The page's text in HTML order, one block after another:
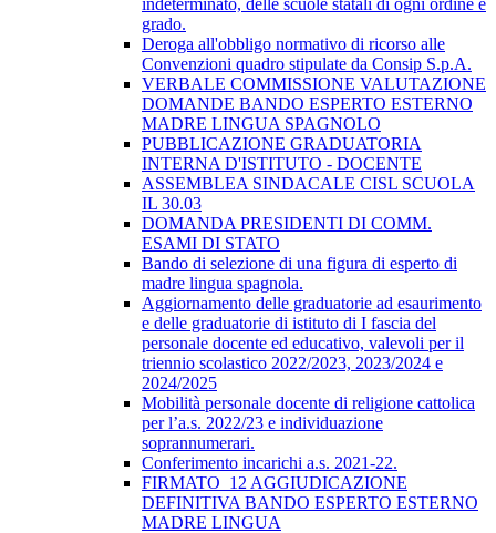
indeterminato, delle scuole statali di ogni ordine e
grado.
Deroga all'obbligo normativo di ricorso alle
Convenzioni quadro stipulate da Consip S.p.A.
VERBALE COMMISSIONE VALUTAZIONE
DOMANDE BANDO ESPERTO ESTERNO
MADRE LINGUA SPAGNOLO
PUBBLICAZIONE GRADUATORIA
INTERNA D'ISTITUTO - DOCENTE
ASSEMBLEA SINDACALE CISL SCUOLA
IL 30.03
DOMANDA PRESIDENTI DI COMM.
ESAMI DI STATO
Bando di selezione di una figura di esperto di
madre lingua spagnola.
Aggiornamento delle graduatorie ad esaurimento
e delle graduatorie di istituto di I fascia del
personale docente ed educativo, valevoli per il
triennio scolastico 2022/2023, 2023/2024 e
2024/2025
Mobilità personale docente di religione cattolica
per l’a.s. 2022/23 e individuazione
soprannumerari.
Conferimento incarichi a.s. 2021-22.
FIRMATO_12 AGGIUDICAZIONE
DEFINITIVA BANDO ESPERTO ESTERNO
MADRE LINGUA